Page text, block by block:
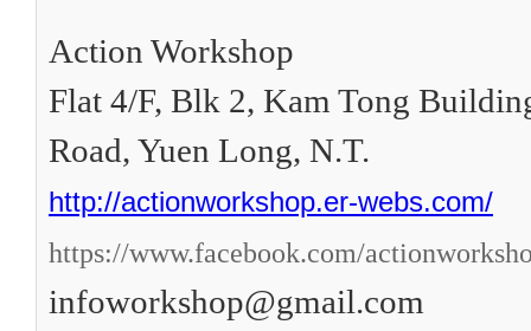
Action Workshop
Flat 4/F, Blk 2, Kam Tong
Road, Yuen Long, N.T.
http://actionworkshop.er-webs.com/
https://www.facebook.com/
infoworkshop@gmail.com